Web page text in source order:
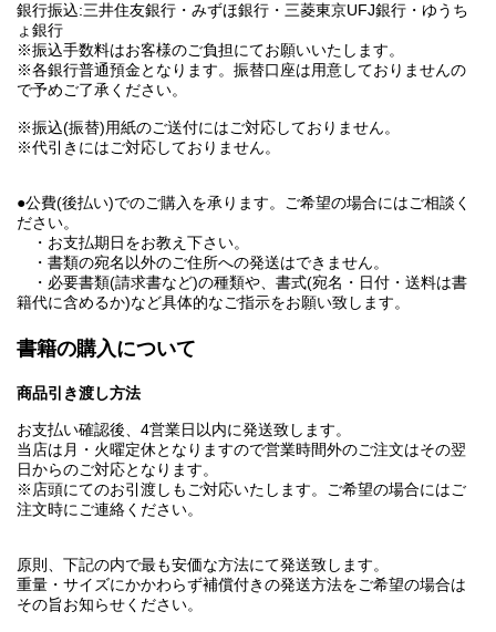
銀行振込:三井住友銀行・みずほ銀行・三菱東京UFJ銀行・ゆうち
ょ銀行
※振込手数料はお客様のご負担にてお願いいたします。
※各銀行普通預金となります。振替口座は用意しておりませんの
で予めご了承ください。
※振込(振替)用紙のご送付にはご対応しておりません。
※代引きにはご対応しておりません。
●公費(後払い)でのご購入を承ります。ご希望の場合にはご相談く
ださい。
・お支払期日をお教え下さい。
・書類の宛名以外のご住所への発送はできません。
・必要書類(請求書など)の種類や、書式(宛名・日付・送料は書
籍代に含めるか)など具体的なご指示をお願い致します。
書籍の購入について
商品引き渡し方法
お支払い確認後、4営業日以内に発送致します。
当店は月・火曜定休となりますので営業時間外のご注文はその翌
日からのご対応となります。
※店頭にてのお引渡しもご対応いたします。ご希望の場合にはご
注文時にご連絡ください。
原則、下記の内で最も安価な方法にて発送致します。
重量・サイズにかかわらず補償付きの発送方法をご希望の場合は
その旨お知らせください。